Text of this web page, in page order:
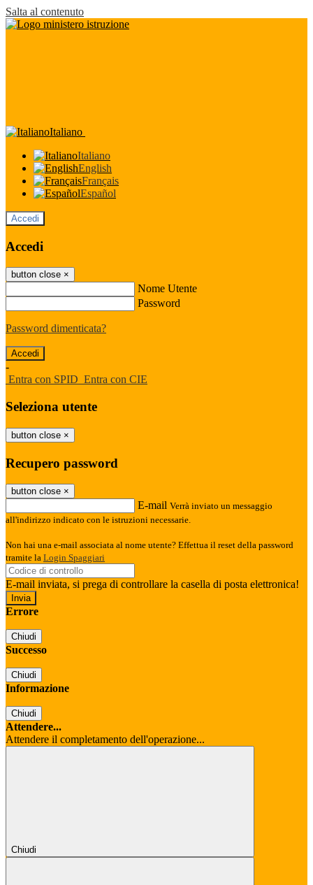
Salta al contenuto
Italiano
Italiano
English
Français
Español
Accedi
Accedi
button close ×
Nome Utente
Password
Password dimenticata?
-
Entra con SPID Entra con CIE
Seleziona utente
button close ×
Recupero password
button close ×
E-mail Verrà inviato un messaggio
all'indirizzo indicato con le istruzioni necessarie.
Non hai una e-mail associata al nome utente? Effettua il reset della password
tramite la Login Spaggiari
E-mail inviata, si prega di controllare la casella di posta elettronica!
Errore
Chiudi
Successo
Chiudi
Informazione
Chiudi
Attendere...
Attendere il completamento dell'operazione...
Chiudi